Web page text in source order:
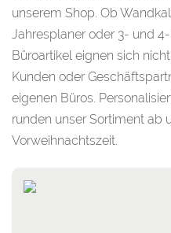
unserem Shop. Ob
Jahresplaner oder 3- und
Büroartikel eignen sich
Kunden oder
eigenen Büros.
runden unser Sortiment ab
Vorweihnachtszeit.